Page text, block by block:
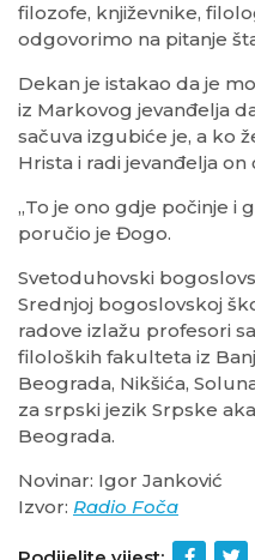
filozofe, književnike,
odgovorimo na pitanje
Dekan je istakao da je
iz Markovog jevanđelja
sačuva izgubiće je, a ko
Hrista i radi jevanđelja on
„To je ono gdje počinje i
poručio je Đogo.
Svetoduhovski
Srednjoj bogoslovskoj
radove izlažu profesori
filoloških fakulteta iz
Beograda, Nikšića,
za srpski jezik Srpske
Beograda.
Novinar: Igor Janković
Izvor: Radio Foča